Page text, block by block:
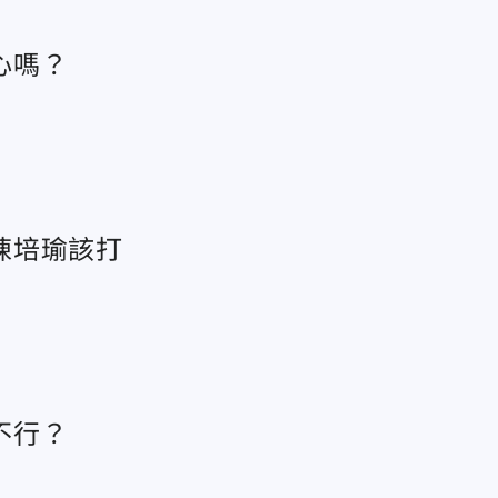
嗎？
培瑜該打
行？